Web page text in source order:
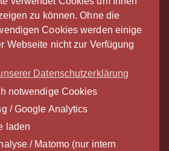
zu können. Ohne die
Cookies werden einige
Webseite nicht zur Verfügung
Datenschutzerklärung
Cookies
notwendige Cookies
Analytics
/ Google Analytics
laden
Matomo (nur intern gespeichert)
/ Matomo (nur intern
möglich ohne die
durch unsere Partner -